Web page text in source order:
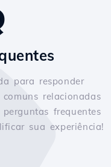
para responder
relacionadas
frequentes
sua experiência!